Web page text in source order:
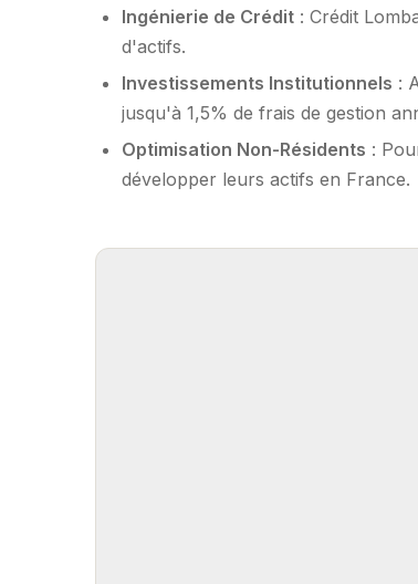
Ingénierie de Crédit : Crédit
d'actifs.
Investissements Institutionnels :
jusqu'à 1,5% de frais de gestion
Optimisation Non-Résidents :
développer leurs actifs en France.